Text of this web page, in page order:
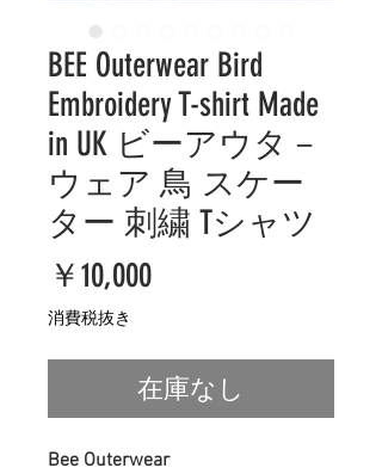
BEE Outerwear Bird
Embroidery T-shirt Made
in UK ビーアウタ－
ウェア 鳥 スケー
ター 刺繍 Tシャツ
￥10,000価
消費税抜き
在庫なし
Bee Outerwear